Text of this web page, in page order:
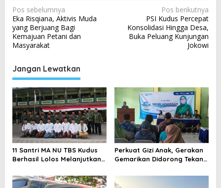
N
a
v
i
g
a
s
i
p
o
s
Pos sebelumnya
Eka Risqiana, Aktivis Muda
yang Berjuang Bagi
Kemajuan Petani dan
Masyarakat
Pos berikutnya
PSI Kudus Percepat
Konsolidasi Hingga Desa,
Buka Peluang Kunjungan
Jokowi
Jangan Lewatkan
11 Santri MA NU TBS Kudus
Berhasil Lolos Melanjutkan
Perkuat Gizi Anak, Gerakan
Gemarikan Didorong Tekan